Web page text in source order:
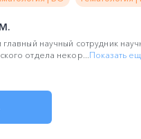
главный научный сотрудник
отдела некор...Показать